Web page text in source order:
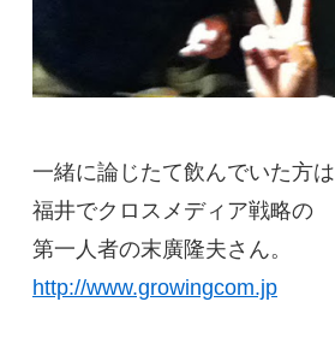
一緒に論じたて飲んでいた方は
福井でクロスメディア戦略の
第一人者の末廣隆夫さん。
http://www.growingcom.jp